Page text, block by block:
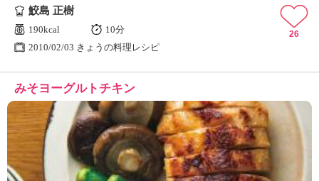
鮫島 正樹
190kcal
10分
2010/02/03 きょうの料理レシピ
26
みそヨーグルトチキン